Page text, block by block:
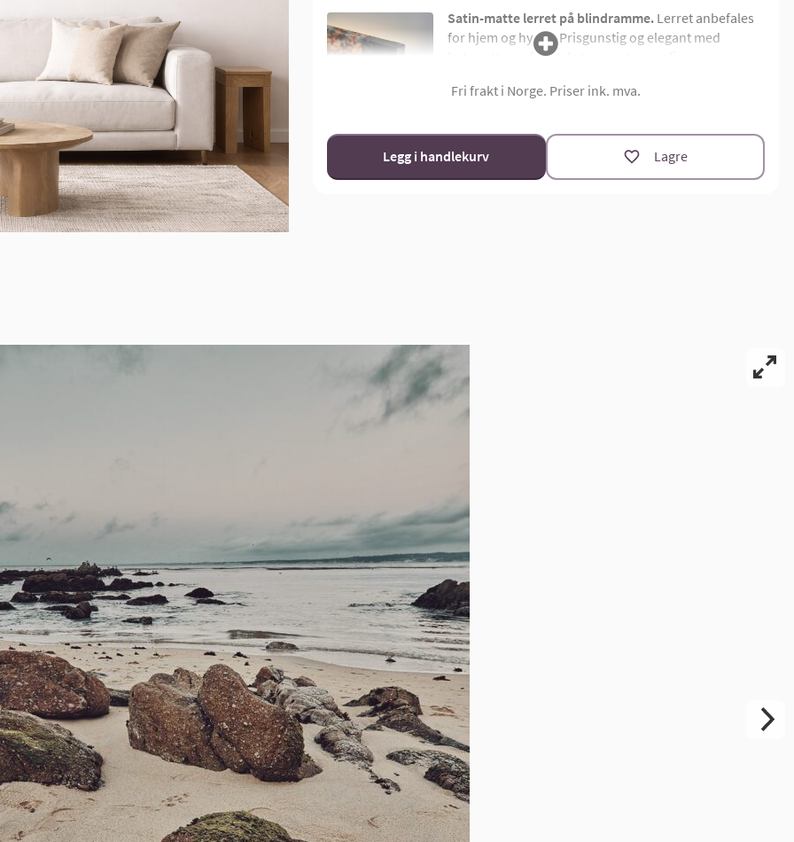
Satin-matte lerret på blindramme.Lerret anbefales
for hjem og hytter. Prisgunstig og elegant med
halvmatt overflatetekstur og uten synlig ramme.
oppgis som bredde x høyde i cm.
Fri frakt i Norge. Priser ink. mva.
Legg i handlekurv Lagre